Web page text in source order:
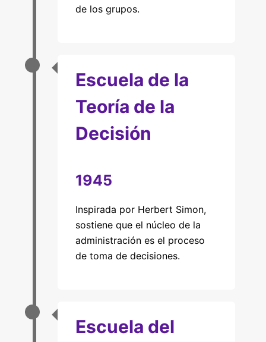
de los grupos.
Escuela de la
Teoría de la
Decisión
1945
Inspirada por Herbert Simon,
sostiene que el núcleo de la
administración es el proceso
de toma de decisiones.
Escuela del